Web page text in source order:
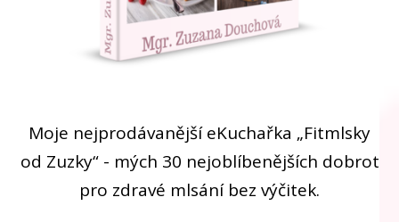
Moje nejprodávanější eKuchařka „Fitmlsky
od Zuzky“ - mých 30 nejoblíbenějších dobrot
pro zdravé mlsání bez výčitek.